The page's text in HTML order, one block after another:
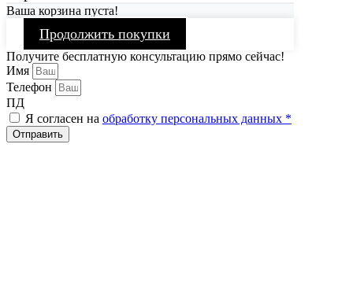
Ваша корзина пуста!
Продолжить покупки
Получите бесплатную консультацию прямо сейчас!
Имя
Телефон
ПД
Я согласен на обработку персональных данных *
Отправить